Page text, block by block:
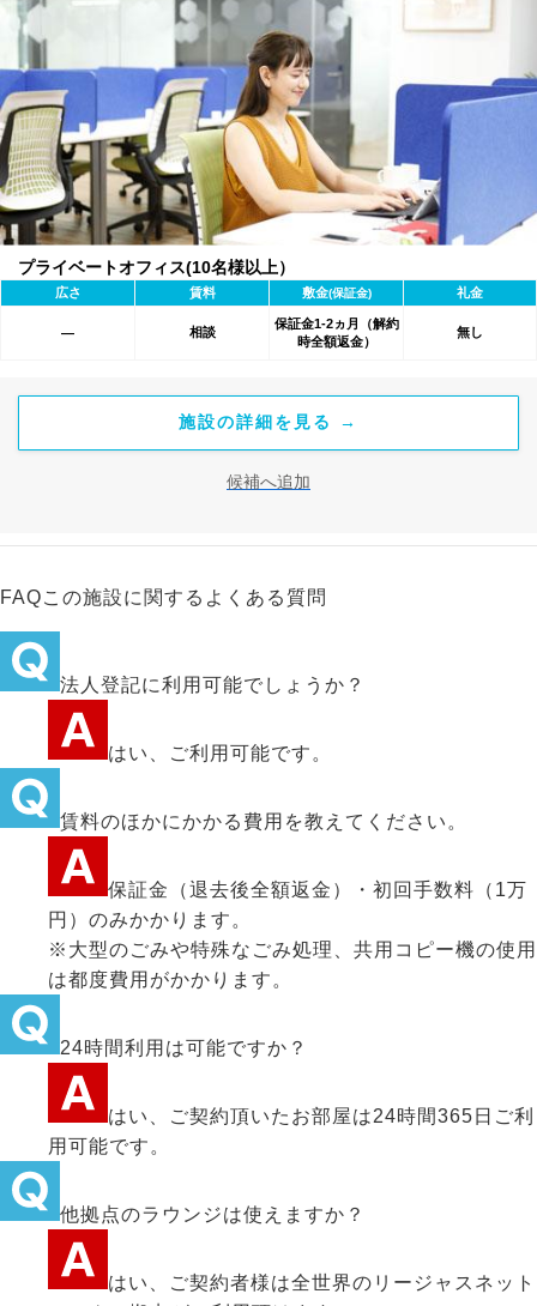
プライベートオフィス(10名様以上）
広さ 賃料 敷金(保証金) 礼金
― 相談
保証金1-2ヵ月（解約
時全額返金）
無し
施設の詳細を見る →
候補へ追加
FAQこの施設に関するよくある質問
法人登記に利用可能でしょうか？
はい、ご利用可能です。
賃料のほかにかかる費用を教えてください。
保証金（退去後全額返金）・初回手数料（1万
円）のみかかります。
※大型のごみや特殊なごみ処理、共用コピー機の使用
は都度費用がかかります。
24時間利用は可能ですか？
はい、ご契約頂いたお部屋は24時間365日ご利
用可能です。
他拠点のラウンジは使えますか？
はい、ご契約者様は全世界のリージャスネット